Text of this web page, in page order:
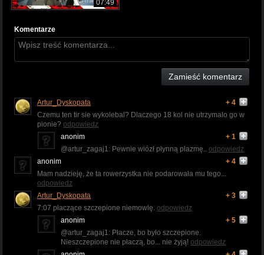
07:49
Komentarze
Zamieść komentarz
Artur_Dyskopata
+ 4
Czemu ten tir sie wykolebal? Dlaczego 18 kol nie utrzymalo go w
pionie? odpowiedz
anonim
+ 1
@artur_zagaj1: Pewnie wiózł płynną plazmę.. odpowiedz
anonim
+ 4
Mam nadzieję, że ta rowerzystka nie podarowała mu tego...
odpowiedz
Artur_Dyskopata
+ 3
7:07 płaczące szczepione niemowlę. odpowiedz
anonim
+ 5
@artur_zagaj1: Płacze, bo było szczepione.
Nieszczepione nie płaczą, bo... nie żyją! odpowiedz